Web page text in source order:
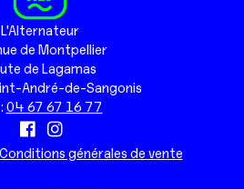
L'Alternateur
de Montpellier
de Lagamas
André-de-Sangonis
04 67 67 16 77
Conditions générales de vente